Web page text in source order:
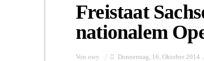
Freistaat
nationalem
Von owy Donnerstag, 16. Oktober 2014